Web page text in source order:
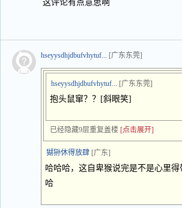
这评论有点意思啊
hseyysdhjdbufvhytuf... [广东东莞]
hseyysdhjdbufvhytuf... [广东东莞]
抱头鼠窜？？[斜眼笑]
已经隐藏9层重复盖楼 [点击展开]
猢狲休得放肆 [广东]
哈哈哈，这自卑猴说完是不是心里
哈